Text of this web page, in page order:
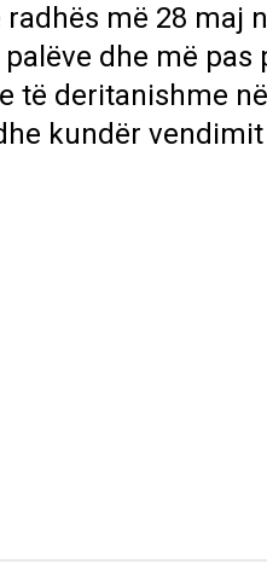
më 28 maj
dhe më
të deritanishme
kundër